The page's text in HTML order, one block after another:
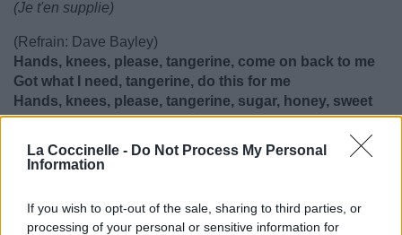
La Coccinelle - Do Not Process My Personal
Information
If you wish to opt-out of the sale, sharing to third parties, or
processing of your personal or sensitive information for
(Je t'en supplie)
(Refrain: Dave Bayley)
Hands, knees, please, tangerine, come on back to me
Got what I need, tangerine, do this for me
Hands, knees, please, tangerine, sugar, honey, sweet
Got what I need, tangerine (Woah)
Les mains, les genoux, s'il te plaît, tangerine, reviens à moi
Tu as ce dont j'ai besoin, tangerine, fais ça pour moi
Tu as ce dont j'ai besoin, tangerine (Woah)